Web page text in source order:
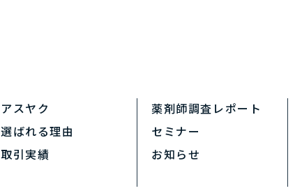
アスヤク
選ばれる理由
取引実績
薬剤師調査レポート
セミナー
お知らせ